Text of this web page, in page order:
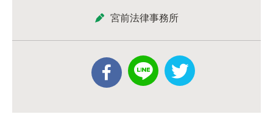
宮前法律事務所